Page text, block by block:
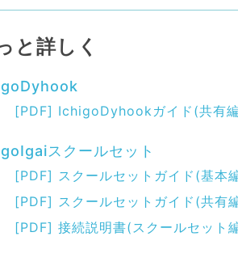
と詳しく
[PDF] IchigoDyhookガイド(共有
スクールセット
[PDF] スクールセットガイド(基本
[PDF] スクールセットガイド(共有
[PDF] 接続説明書(スクールセット